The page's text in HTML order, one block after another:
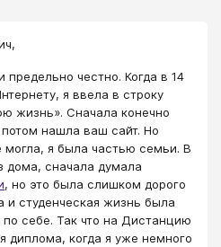
предельно честно. Когда в 14
я ввела в строку
жизнь». Сначала конечно
нашла ваш сайт. Но
могла, я была частью семьи. В
дома, сначала думала
, но это была слишком дорого
студенческая жизнь была
себе. Так что на Дистанцию
диплома, когда я уже немного